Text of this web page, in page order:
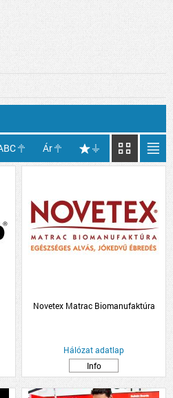
Ár
Novetex Matrac Biomanufaktúra
Hálózat adatlap
Info